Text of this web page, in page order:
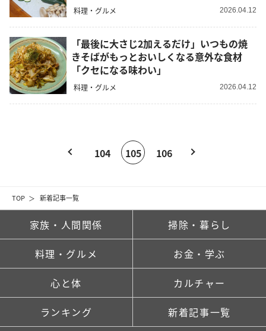
TOP 新着記事一覧
料理・グルメ 2026.04.12
「最後に大さじ2加えるだけ」いつもの焼
きそばがもっとおいしくなる意外な食材
「クセになる味わい」
料理・グルメ 2026.04.12
104 105 106
家族・人間関係 掃除・暮らし
料理・グルメ お金・学ぶ
心と体 カルチャー
ランキング 新着記事一覧